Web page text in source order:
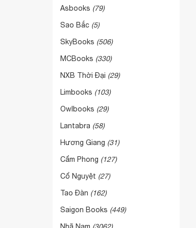
Asbooks (79)
Sao Bắc (5)
SkyBooks (506)
MCBooks (330)
NXB Thời Đại (29)
Limbooks (103)
Owlbooks (29)
Lantabra (58)
Hương Giang (31)
Cẩm Phong (127)
Cổ Nguyệt (27)
Tao Đàn (162)
Saigon Books (449)